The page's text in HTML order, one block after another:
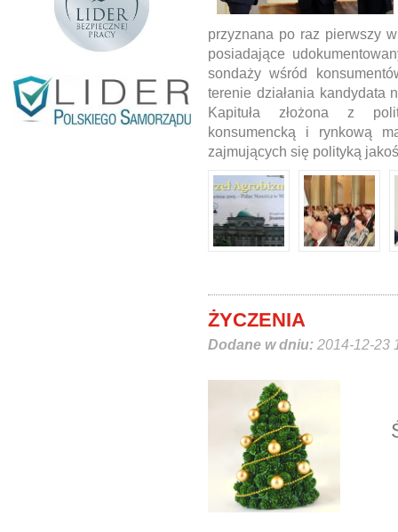
przyznana po raz pierwszy
posiadające
sondaży wśród
terenie działania kandydata
Kapituła złożona z
konsumencką i rynkową
zajmujących się polityką
ŻYCZENIA
Dodane w dniu: 2014-12-23